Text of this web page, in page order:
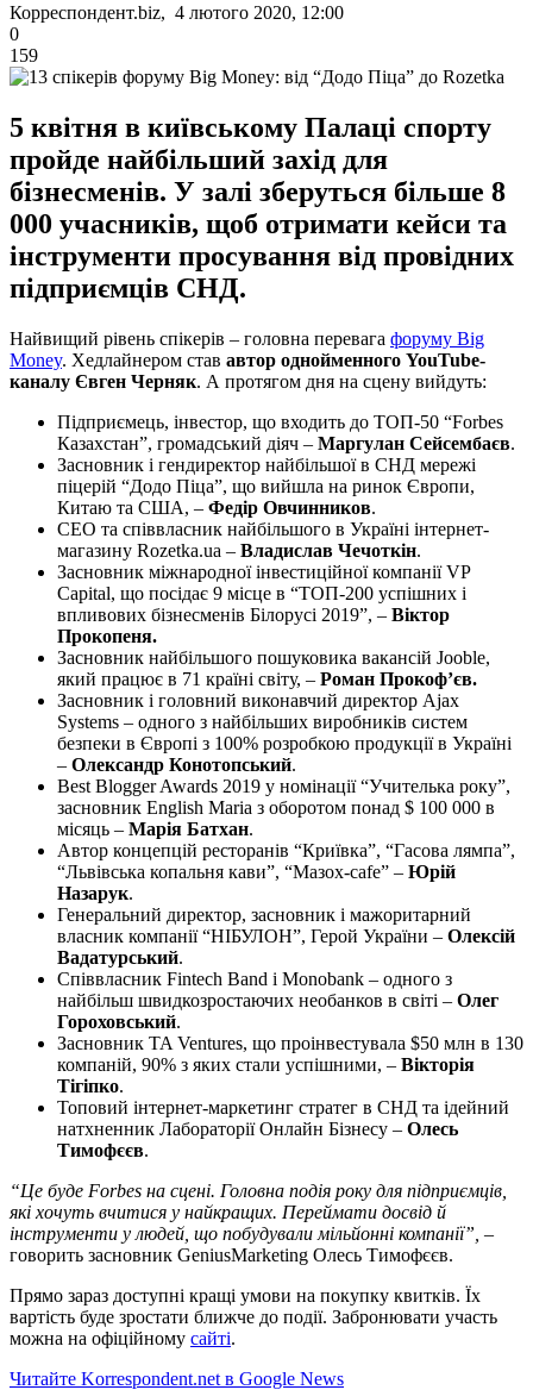
Корреспондент.biz, 4 лютого 2020, 12:00
0
159
5 квітня в київському Палаці спорту
пройде найбільший захід для
бізнесменів. У залі зберуться більше 8
000 учасників, щоб отримати кейси та
інструменти просування від провідних
підприємців СНД.
Найвищий рівень спікерів – головна перевага форуму Big
Money. Хедлайнером став автор однойменного YouTube-
каналу Євген Черняк. А протягом дня на сцену вийдуть:
Підприємець, інвестор, що входить до ТОП-50 “Forbes
Казахстан”, громадський діяч – Маргулан Сейсембаєв.
Засновник і гендиректор найбільшої в СНД мережі
піцерій “Додо Піца”, що вийшла на ринок Європи,
Китаю та США, – Федір Овчинников.
CEO та співвласник найбільшого в Україні інтернет-
магазину Rozetka.ua – Владислав Чечоткін.
Засновник міжнародної інвестиційної компанії VP
Capital, що посідає 9 місце в “ТОП-200 успішних і
впливових бізнесменів Білорусі 2019”, – Віктор
Прокопеня.
Засновник найбільшого пошуковика вакансій Jooble,
який працює в 71 країні світу, – Роман Прокоф’єв.
Засновник і головний виконавчий директор Ajax
Systems – одного з найбільших виробників систем
безпеки в Європі з 100% розробкою продукції в Україні
– Олександр Конотопський.
Best Blogger Awards 2019 у номінації “Учителька року”,
засновник English Maria з оборотом понад $ 100 000 в
місяць – Марія Батхан.
Автор концепцій ресторанів “Криївка”, “Гасова лямпа”,
“Львівська копальня кави”, “Мазох-cafe” – Юрій
Назарук.
Генеральний директор, засновник і мажоритарний
власник компанії “НІБУЛОН”, Герой України – Олексій
Вадатурський.
Співвласник Fintech Band і Monobank – одного з
найбільш швидкозростаючих необанков в світі – Олег
Гороховський.
Засновник TA Ventures, що проінвестувала $50 млн в 130
компаній, 90% з яких стали успішними, – Вікторія
Тігіпко.
Топовий інтернет-маркетинг стратег в СНД та ідейний
натхненник Лабораторії Онлайн Бізнесу – Олесь
Тимофєєв.
“Це буде Forbes на сцені. Головна подія року для підприємців,
які хочуть вчитися у найкращих. Переймати досвід й
інструменти у людей, що побудували мільйонні компанії”, –
говорить засновник GeniusMarketing Олесь Тимофєєв.
Прямо зараз доступні кращі умови на покупку квитків. Їх
вартість буде зростати ближче до події. Забронювати участь
можна на офіційному сайті.
Читайте Korrespondent.net в Google News